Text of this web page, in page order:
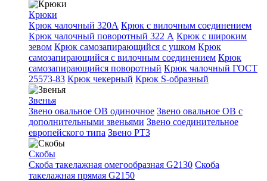
Крюки
Крюк чалочный 320А Крюк с вилочным соединением
Крюк чалочный поворотный 322 А Крюк с широким
зевом Крюк самозапирающийся с ушком Крюк
самозапирающийся с вилочным соединением Крюк
самозапирающийся поворотный Крюк чалочный ГОСТ
25573-83 Крюк чекерный Крюк S-образный
Звенья
Звено овальное OB одиночное Звено овальное ОВ с
дополнительными звеньями Звено соединительное
европейского типа Звено РТ3
Скобы
Скоба такелажная омегообразная G2130 Скоба
такелажная прямая G2150